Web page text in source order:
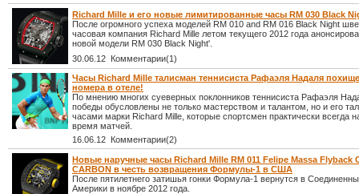
Richard Mille и его новые лимитированные часы RM 030 Black
После огромного успеха моделей RM 010 and RM 016 Black Night
часовая компания Richard Mille летом текущего 2012 года
новой модели RM 030 Black Night'.
30.06.12 Комментарии(1)
Часы Richard Mille талисман теннисиста Рафаэля Надаля
номера в отеле!
По мнению многих суеверных поклонников теннисиста Рафаэля
победы обусловлены не только мастерством и талантом, но и его
часами марки Richard Mille, которые спортсмен практически всегда
время матчей.
16.06.12 Комментарии(2)
Новые наручные часы Richard Mille RM 011 Felipe Massa Flyback
CARBON в честь возвращения Формулы-1 в США
После пятилетнего затишья гонки Формула-1 вернутся в
Америки в ноябре 2012 года.